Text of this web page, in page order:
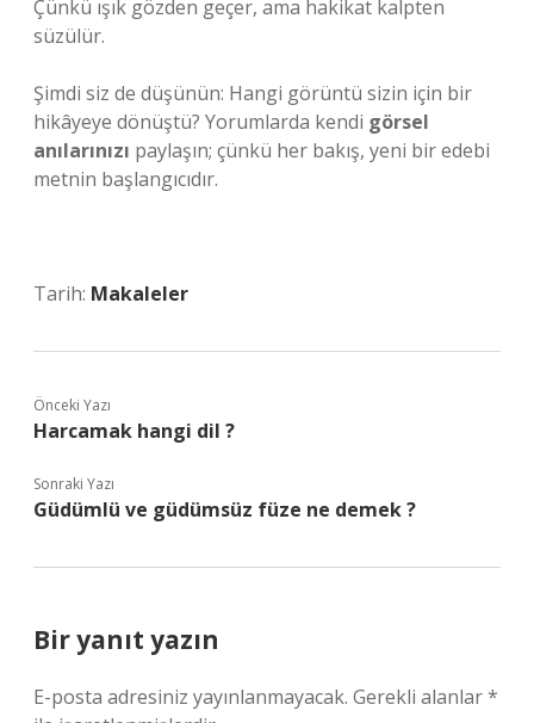
Çünkü ışık gözden geçer, ama hakikat kalpten
süzülür.
Şimdi siz de düşünün: Hangi görüntü sizin için bir
hikâyeye dönüştü? Yorumlarda kendi görsel
anılarınızı paylaşın; çünkü her bakış, yeni bir edebi
metnin başlangıcıdır.
Tarih: Makaleler
Önceki Yazı
Harcamak hangi dil ?
Sonraki Yazı
Güdümlü ve güdümsüz füze ne demek ?
Bir yanıt yazın
E-posta adresiniz yayınlanmayacak. Gerekli alanlar*